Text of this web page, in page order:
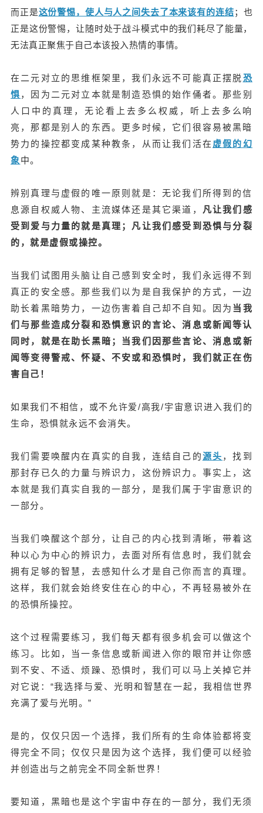
而正是这份警惕，使人与人之间失去了本来该有的连结；也
正是这份警惕，让随时处于战斗模式中的我们耗尽了能量，
无法真正聚焦于自己本该投入热情的事情。
在二元对立的思维框架里，我们永远不可能真正摆脱恐
惧 ，因为二元对立本就是制造恐惧的始作俑者。那些别
人口中的真理，无论看上去多么权威，听上去多么响
亮，那都是别人的东西。更多时候，它们很容易被黑暗
势力的操控都变成某种教条，从而让我们活在 虚假的幻
象中。
辨别真理与虚假的唯一原则就是：无论我们所得到的信
息源自权威人物、主流媒体还是其它渠道， 凡让我们感
受到爱与 力量的就是真理；凡让我们感受到恐惧与分裂
的，就是虚假或操控。
当我们试图用头脑让自己感到安全时，我们永远得不到
真正的安全感。那些我们以为是自我保护的方式，一边
助长着黑暗势力，一边伤害着自己却不自知。因为 当我
们与那些造成分裂和恐惧意识的言论、消息或新闻等认
同时，就是在助长黑暗；当我们因那些言论、消息或新
闻等变得警戒、怀疑、不安或和恐惧时，我们就正在伤
害自己！
如果我们不相信，或不允许爱/高我/宇宙意识进入我们的
生命，恐惧就永远不会消失。
我们需要唤醒内在真实的自我，连结自己的源头 ，找到
那封存已久的力量与辨识力，这份辨识力。事实上，这
本就是我们真实自我的一部分，是我们属于宇宙意识的
一部分。
当我们 唤醒这个部分， 让自己的内心找到清晰，带着这
种以心为中心的辨识力，去面对所有信息时，我们就会
拥有足够的智慧，去感知什么才是自己你而言的真理。
这样，我们就会始终安住在心的中心，不再轻易被外在
的恐惧所操控。
这个过程需要练习，我们每天都有很多机会可以做这个
练习。比如，当一条信息或新闻进入你的眼帘并让你感
到不安、不适、烦躁、恐惧时，我们可以马上关掉它并
对它说：“我选择与爱、光明和智慧在一起，我相信世界
充满了爱与光明。”
是的，仅仅只因一个选择，我们所有的生命体验都将变
得完全不同；仅仅只是因为这个选择，我们便可以经验
并创造出与之前完全不同全新世界！
要知道，黑暗也是这个宇宙中存在的一部分，我们无须